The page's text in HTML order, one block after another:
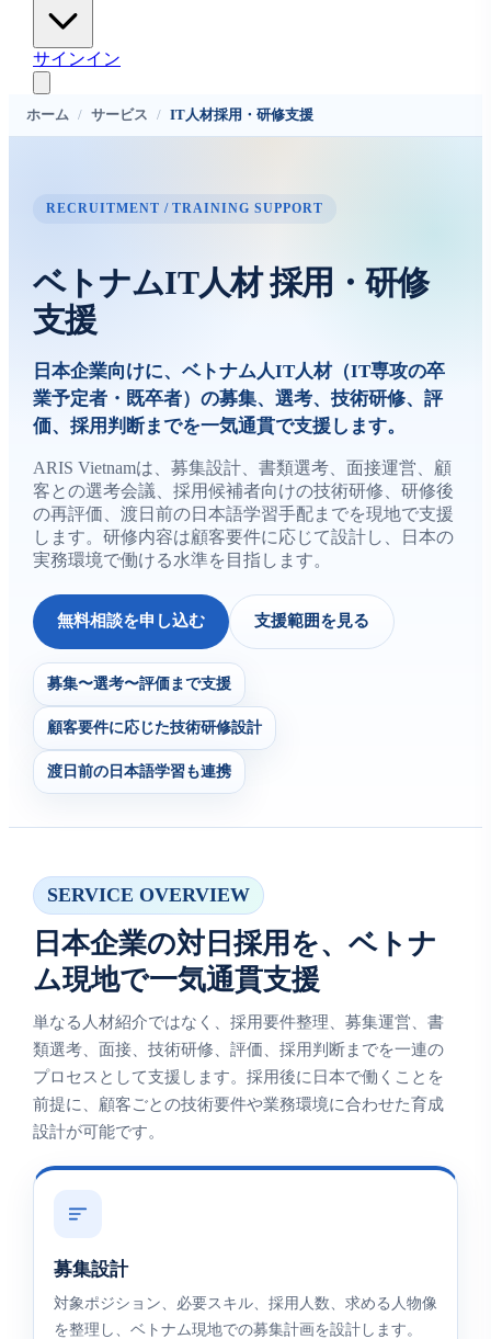
サインイン
ホーム / サービス / IT人材採用・研修支援
RECRUITMENT / TRAINING SUPPORT
ベトナムIT人材 採用・研修
支援
日本企業向けに、ベトナム人IT人材（IT専攻の卒
業予定者・既卒者）の募集、選考、技術研修、評
価、採用判断までを一気通貫で支援します。
ARIS Vietnamは、募集設計、書類選考、面接運営、顧
客との選考会議、採用候補者向けの技術研修、研修後
の再評価、渡日前の日本語学習手配までを現地で支援
します。研修内容は顧客要件に応じて設計し、日本の
実務環境で働ける水準を目指します。
無料相談を申し込む 支援範囲を見る
募集〜選考〜評価まで支援
顧客要件に応じた技術研修設計
渡日前の日本語学習も連携
SERVICE OVERVIEW
日本企業の対日採用を、ベトナ
ム現地で一気通貫支援
単なる人材紹介ではなく、採用要件整理、募集運営、書
類選考、面接、技術研修、評価、採用判断までを一連の
プロセスとして支援します。採用後に日本で働くことを
前提に、顧客ごとの技術要件や業務環境に合わせた育成
設計が可能です。
募集設計
対象ポジション、必要スキル、採用人数、求める人物像
を整理し、ベトナム現地での募集計画を設計します。